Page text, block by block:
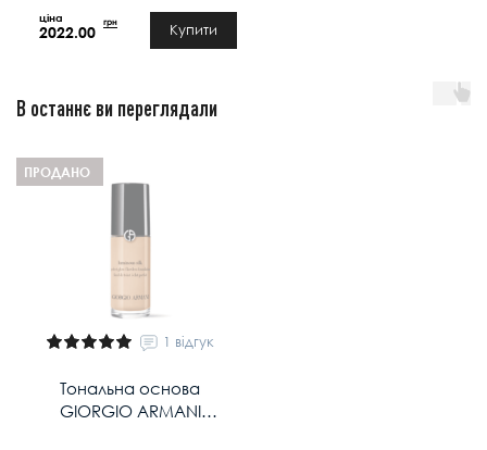
LIGHT BEIGE
2022.00
грн Купити
В останнє ви переглядали
ПРОДАНО
Тональна основа
GIORGIO ARMANI
1 відгук